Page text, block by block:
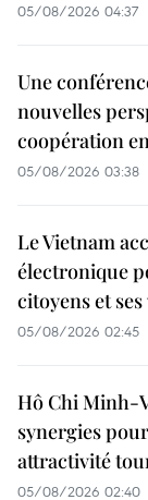
05/08/2026 04:37
Une
nouvelles
coopération
05/08/2026 03:38
Le Vietnam
électronique
citoyens et
05/08/2026 02:45
Hô Chi Minh-
synergies
attractivité
05/08/2026 02:40